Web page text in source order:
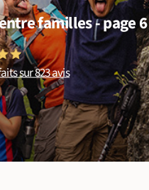
familles - page 6
sur 823 avis